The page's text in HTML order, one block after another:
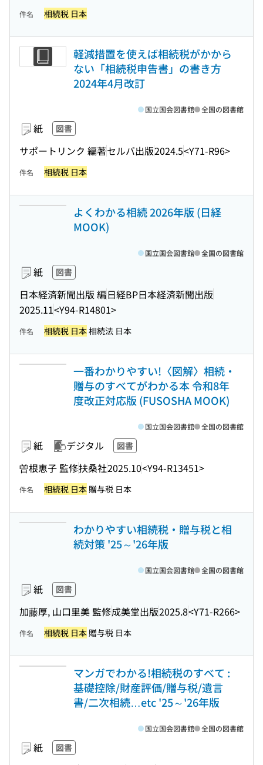
件名 相続税 日本
軽減措置を使えば相続税がかから
ない「相続税申告書」の書き方
2024年4月改訂
紙 図書
サポートリンク 編著セルバ出版2024.5<Y71-R96>
国立国会図書館 全国の図書館
件名 相続税 日本
よくわかる相続 2026年版 (日経
MOOK)
紙 図書
日本経済新聞出版 編日経BP日本経済新聞出版
2025.11<Y94-R14801>
国立国会図書館 全国の図書館
件名 相続税 日本相続法 日本
一番わかりやすい!〈図解〉相続・
贈与のすべてがわかる本 令和8年
度改正対応版 (FUSOSHA MOOK)
紙 デジタル 図書
曽根恵子 監修扶桑社2025.10<Y94-R13451>
国立国会図書館 全国の図書館
件名 相続税 日本 贈与税 日本
わかりやすい相続税・贈与税と相
続対策 '25～'26年版
紙 図書
加藤厚, 山口里美 監修成美堂出版2025.8<Y71-R266>
国立国会図書館 全国の図書館
件名 相続税 日本 贈与税 日本
マンガでわかる!相続税のすべて :
基礎控除/財産評価/贈与税/遺言
書/二次相続…etc '25～'26年版
紙 図書
国立国会図書館 全国の図書館